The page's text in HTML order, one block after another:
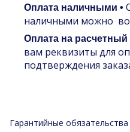
Оплата наличными •
наличными можно
Оплата на расчетный
вам реквизиты для
подтверждения
Гарантийные обязательства